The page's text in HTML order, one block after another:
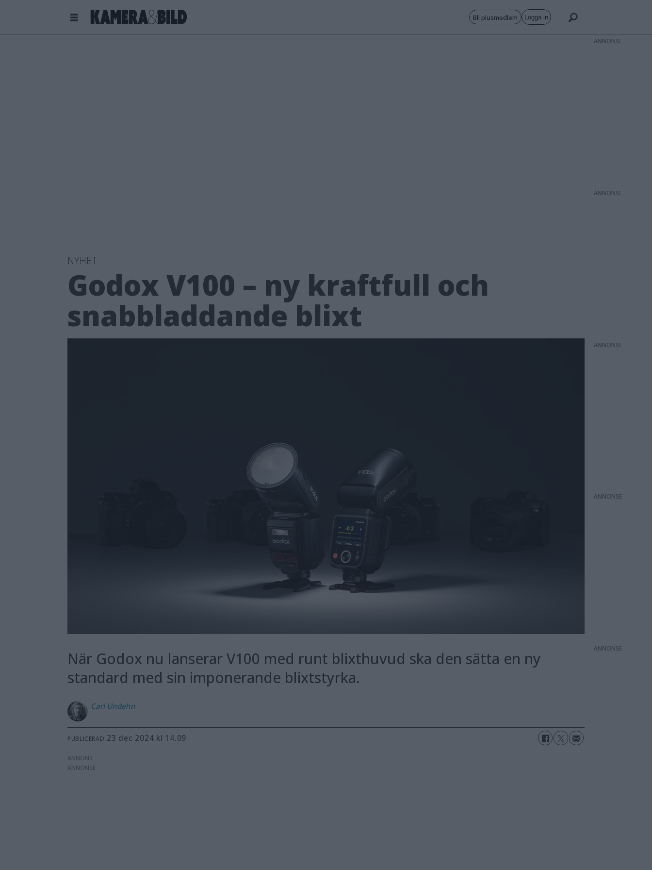
Bli plusmedlem Logga in
NYHET
Godox V100 – ny kraftfull och
snabbladdande blixt
När Godox nu lanserar V100 med runt blixthuvud ska den sätta en ny
standard med sin imponerande blixtstyrka.
Carl Undehn
PUBLICERAD 23 dec 2024 kl 14.09
ANNONS
ANNONS
ANNONS
ANNONS
ANNONS
ANNONS